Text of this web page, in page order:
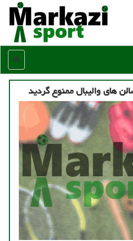
منو
های والیبال ممنوع گردید